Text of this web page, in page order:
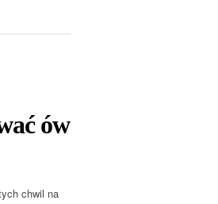
ów
chwil na